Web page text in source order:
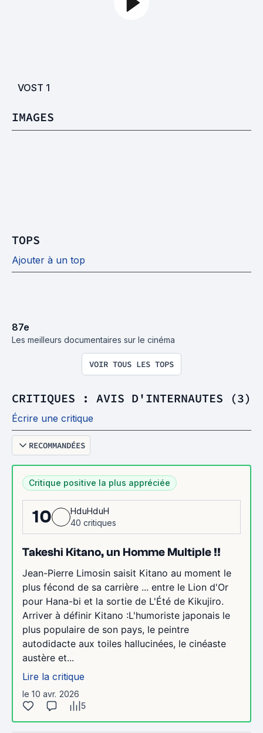
VOST 1
IMAGES
TOPS
Ajouter à un top
87e
Les meilleurs documentaires sur le cinéma
VOIR TOUS LES TOPS
CRITIQUES : AVIS D'INTERNAUTES (3)
Écrire une critique
RECOMMANDÉES
Critique positive la plus appréciée
10
HduHduH
40 critiques
Takeshi Kitano, un Homme Multiple !!
Jean-Pierre Limosin saisit Kitano au moment le
plus fécond de sa carrière ... entre le Lion d'Or
pour Hana-bi et la sortie de L'Été de Kikujiro.
Arriver à définir Kitano :L'humoriste japonais le
plus populaire de son pays, le peintre
autodidacte aux toiles hallucinées, le cinéaste
austère et...
Lire la critique
le 10 avr. 2026
5